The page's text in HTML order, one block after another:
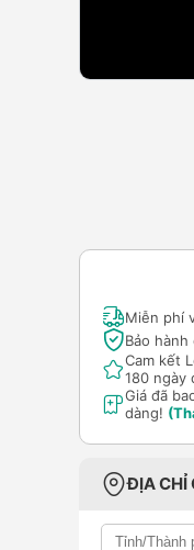
Miễn phí
Bảo
Cam kết
180 ngày
Giá đã
dàng!
ĐỊA CHỈ